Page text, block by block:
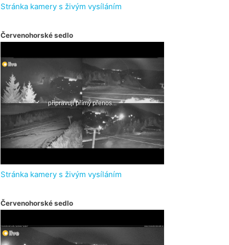
Stránka kamery s živým vysíláním
Červenohorské sedlo
Stránka kamery s živým vysíláním
Červenohorské sedlo